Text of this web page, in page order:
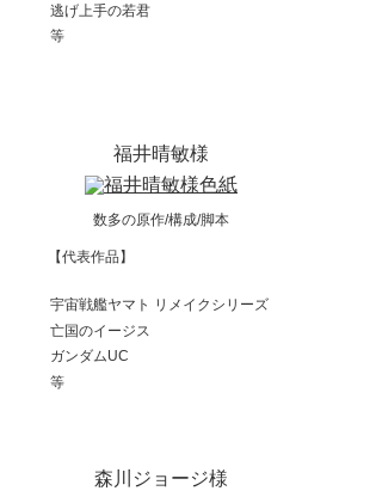
逃げ上手の若君
等
福井晴敏様
数多の原作/構成/脚本
【代表作品】
宇宙戦艦ヤマト リメイクシリーズ
亡国のイージス
ガンダムUC
等
森川ジョージ様